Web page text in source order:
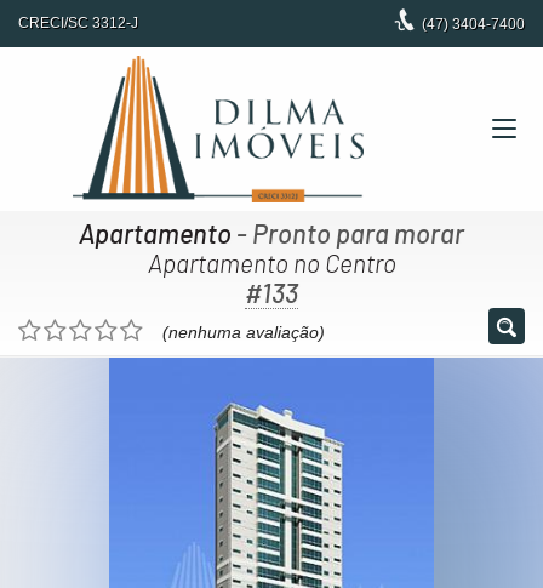
CRECI/SC 3312-J (47) 3404-7400
Apartamento - Pronto para morar
Apartamento no Centro
#133
(nenhuma avaliação)